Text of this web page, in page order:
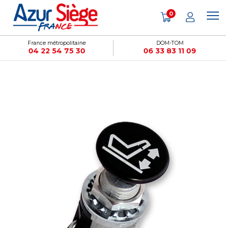
France métropolitaine
04 22 54 75 30
DOM-TOM
06 33 83 11 09
0
Panneau de gestion des cookies